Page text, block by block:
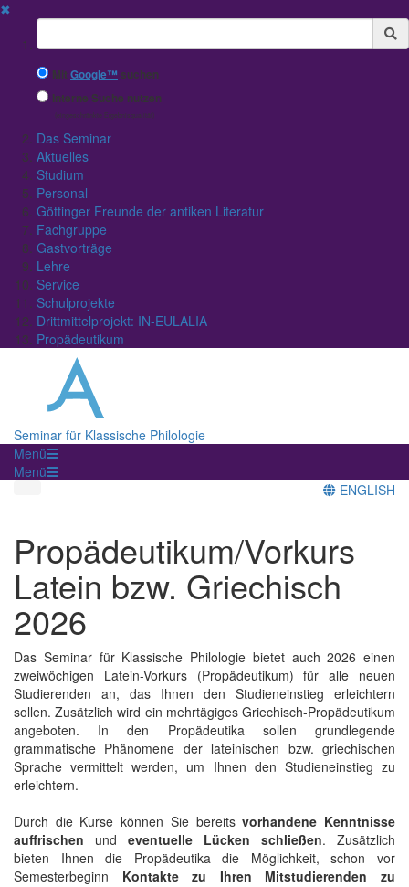
✖
Suchbegriff
MitGoogle™ suchen
Interne Suche nutzen
(eingeschränkte Ergebnisqualität)
Das Seminar
Aktuelles
Studium
Personal
Göttinger Freunde der antiken Literatur
Fachgruppe
Gastvorträge
Lehre
Service
Schulprojekte
Drittmittelprojekt: IN-EULALIA
Propädeutikum
Seminar für Klassische Philologie
Menü
Menü
ENGLISH
Propädeutikum/Vorkurs
Latein bzw. Griechisch
2026
Das Seminar für Klassische Philologie bietet auch 2026 einen
zweiwöchigen Latein-Vorkurs (Propädeutikum) für alle neuen
Studierenden an, das Ihnen den Studieneinstieg erleichtern
sollen. Zusätzlich wird ein mehrtägiges Griechisch-Propädeutikum
angeboten. In den Propädeutika sollen grundlegende
grammatische Phänomene der lateinischen bzw. griechischen
Sprache vermittelt werden, um Ihnen den Studieneinstieg zu
erleichtern.
Durch die Kurse können Sie bereitsvorhandene Kenntnisse
auffrischen und eventuelle Lücken schließen. Zusätzlich
bieten Ihnen die Propädeutika die Möglichkeit, schon vor
Semesterbeginn Kontakte zu Ihren Mitstudierenden zu